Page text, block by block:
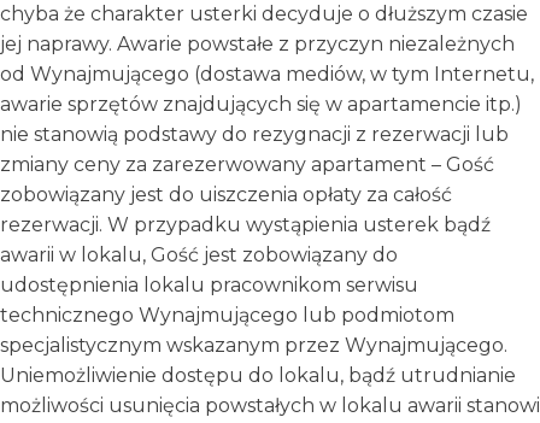
chyba że charakter usterki decyduje o dłuższym czasie
jej naprawy. Awarie powstałe z przyczyn niezależnych
od Wynajmującego (dostawa mediów, w tym Internetu,
awarie sprzętów znajdujących się w apartamencie itp.)
nie stanowią podstawy do rezygnacji z rezerwacji lub
zmiany ceny za zarezerwowany apartament – Gość
zobowiązany jest do uiszczenia opłaty za całość
rezerwacji. W przypadku wystąpienia usterek bądź
awarii w lokalu, Gość jest zobowiązany do
udostępnienia lokalu pracownikom serwisu
technicznego Wynajmującego lub podmiotom
specjalistycznym wskazanym przez Wynajmującego.
Uniemożliwienie dostępu do lokalu, bądź utrudnianie
możliwości usunięcia powstałych w lokalu awarii stanowi